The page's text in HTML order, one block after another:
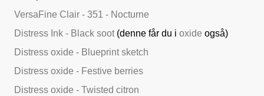
VersaFine Clair - 351 - Nocturne
Distress Ink - Black soot(denne får du i oxide også)
Distress oxide - Blueprint sketch
Distress oxide - Festive berries
Distress oxide - Twisted citron